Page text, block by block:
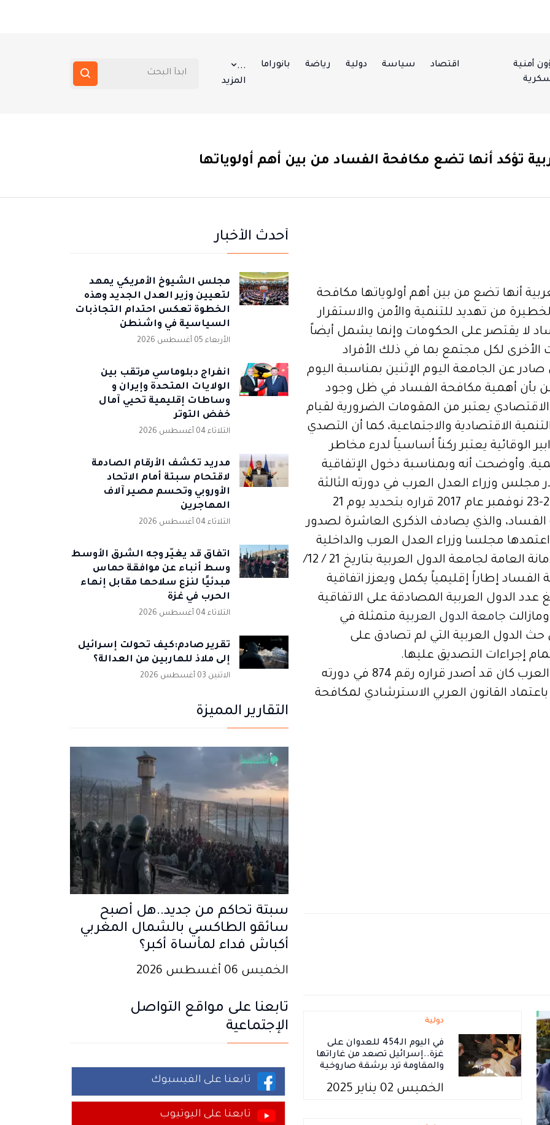
أمنية
اقتصاد سياسة دولية رياضة بانوراما
...
المزيد
تؤكد أنها تضع مكافحة الفساد من بين أهم أولوياتها
أنها تضع من بين أهم أولوياتها مكافحة
من تهديد للتنمية والأمن والاستقرار
لا يقتصر على الحكومات وإنما يشمل أيضاً
الأخرى لكل مجتمع بما في ذلك الأفراد
عن الجامعة اليوم الإثنين بمناسبة اليوم
بأن أهمية مكافحة الفساد في ظل وجود
يعتبر من المقومات الضرورية لقيام
الاقتصادية والاجتماعية، كما أن التصدي
الوقائية يعتبر ركناً أساسياً لدرء مخاطر
وأوضحت أنه وبمناسبة دخول الإتفاقية
مجلس وزراء العدل العرب في دورته الثالثة
والثلاثين التي انعقدت خلال الفترة من 22-23 نوفمبر عام 2017 قراره بتحديد يوم 21
والذي يصادف الذكرى العاشرة لصدور
اعتمدها مجلسا وزراء العدل العرب والداخلية
العرب في اجتماعهما المشترك بمقر الأمانة العامة لجامعة الدول العربية بتاريخ 21 / 12/
الفساد إطاراً إقليمياً يكمل ويعزز اتفاقية
عدد الدول العربية المصادقة على الاتفاقية
جامعة الدول العربية متمثلة في
الدول العربية التي لم تصادق على
إجراءات التصديق عليها.
جدير بالذكر أيضاً أن مجلس وزراء العدل العرب كان قد أصدر قراره رقم 874 في دورته
السابعة والعشرين بتاريخ 15 / 12/ 2012 باعتماد القانون العربي الاسترشادي لمكافحة
دولية
في اليوم الـ454 للعدوان على
غزة..إسرائيل تصعد من غاراتها
والمقاومة ترد برشقة صاروخية
الخميس 02 يناير 2025
أحدث الأخبار
مجلس الشيوخ الأمريكي يمهد
لتعيين وزير العدل الجديد وهذه
الخطوة تعكس احتدام التجاذبات
السياسية في واشنطن
الأربعاء 05 أغسطس 2026
انفراج دبلوماسي مرتقب بين
الولايات المتحدة وإيران و
وساطات إقليمية تحيي آمال
خفض التوتر
الثلاثاء 04 أغسطس 2026
مدريد تكشف الأرقام الصادمة
لاقتحام سبتة أمام الاتحاد
الأوروبي وتحسم مصير آلاف
المهاجرين
الثلاثاء 04 أغسطس 2026
اتفاق قد يغيّر وجه الشرق الأوسط
وسط أنباء عن موافقة حماس
مبدئيًا لنزع سلاحها مقابل إنهاء
الحرب في غزة
الثلاثاء 04 أغسطس 2026
تقرير صادم:كيف تحولت إسرائيل
إلى ملاذ للهاربين من العدالة؟
الاثنين 03 أغسطس 2026
التقارير المميزة
سبتة تحاكم من جديد..هل أصبح
سائقو الطاكسي بالشمال المغربي
أكباش فداء لمأساة أكبر؟
الخميس 06 أغسطس 2026
تابعنا على مواقع التواصل
الإجتماعية
تابعنا على الفيسبوك
تابعنا على اليوتيوب